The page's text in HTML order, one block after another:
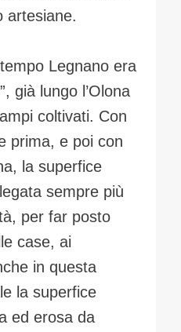
artesiane.
Legnano era
già lungo l’Olona
coltivati. Con
prima, e poi con
la superfice
sempre più
per far posto
case, ai
in questa
la superfice
ed erosa da